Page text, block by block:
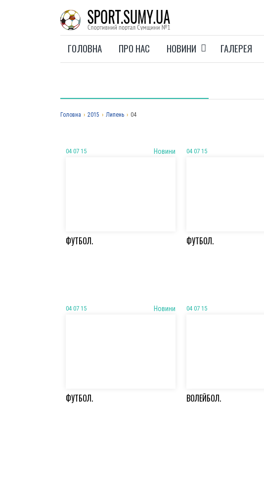
ГОЛОВНА ПРО НАС НОВИНИ ГАЛЕРЕЯ
Головна › 2015 › Липень › 04
04 07 15 Новини
ФУТБОЛ.
04 07 15
ФУТБОЛ.
04 07 15 Новини
ФУТБОЛ.
04 07 15
ВОЛЕЙБОЛ.